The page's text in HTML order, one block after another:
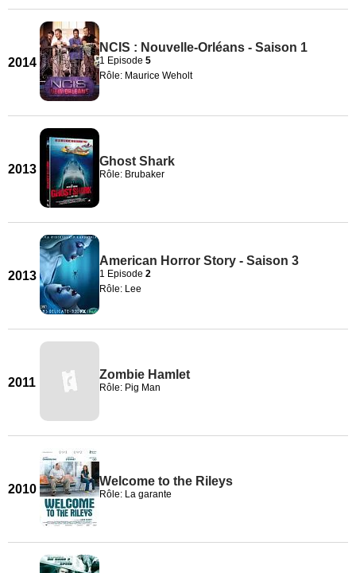
2014
NCIS : Nouvelle-Orléans - Saison 1
1 Episode 5
Rôle: Maurice Weholt
2013
Ghost Shark
Rôle: Brubaker
2013
American Horror Story - Saison 3
1 Episode 2
Rôle: Lee
2011
Zombie Hamlet
Rôle: Pig Man
2010
Welcome to the Rileys
Rôle: La garante